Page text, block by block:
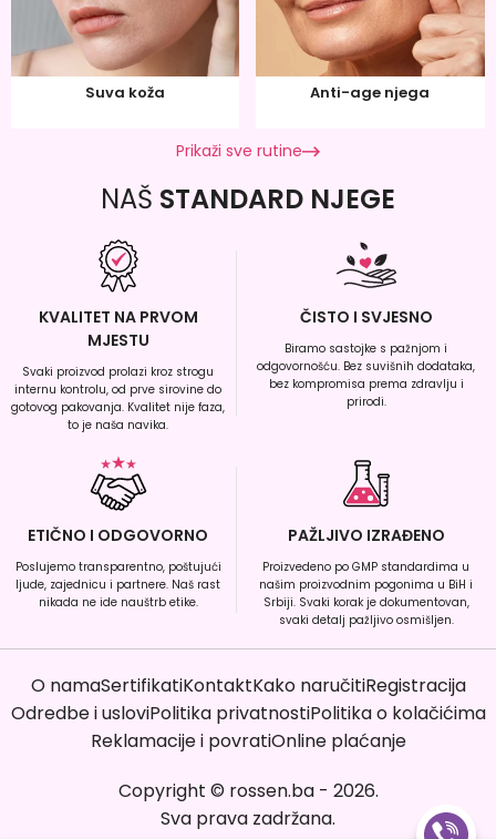
Suva koža Anti-age njega
Prikaži sve rutine
NAŠ STANDARD NJEGE
KVALITET NA PRVOM
MJESTU
Svaki proizvod prolazi kroz strogu
internu kontrolu, od prve sirovine do
gotovog pakovanja. Kvalitet nije faza,
to je naša navika.
ČISTO I SVJESNO
Biramo sastojke s pažnjom i
odgovornošću. Bez suvišnih dodataka,
bez kompromisa prema zdravlju i
prirodi.
ETIČNO I ODGOVORNO
Poslujemo transparentno, poštujući
ljude, zajednicu i partnere. Naš rast
nikada ne ide nauštrb etike.
PAŽLJIVO IZRAĐENO
Proizvedeno po GMP standardima u
našim proizvodnim pogonima u BiH i
Srbiji. Svaki korak je dokumentovan,
svaki detalj pažljivo osmišljen.
O namaSertifikatiKontaktKako naručitiRegistracija
Odredbe i usloviPolitika privatnostiPolitika o kolačićima
Reklamacije i povratiOnline plaćanje
Copyright © rossen.ba- 2026.
Sva prava zadržana.